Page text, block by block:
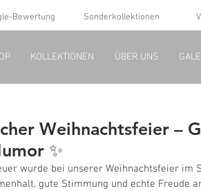
Bewertung Sonderkollektionen
KOLLEKTIONEN ÜBER UNS
Weihnachtsfeier –
✨
wurde bei unserer Weihnachtsfeier im
gute Stimmung und echte Freude